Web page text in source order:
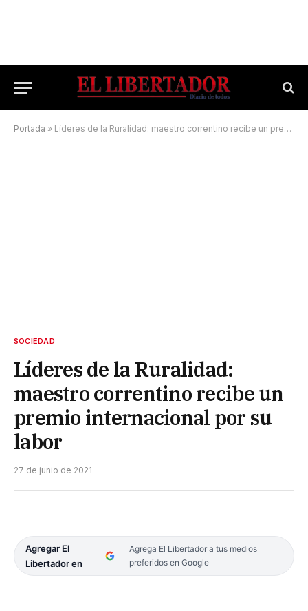
Portada » Líderes de la Ruralidad: maestro correntino recibe un premio internacional por su labor
SOCIEDAD
Líderes de la Ruralidad:
maestro correntino recibe un
premio internacional por su
labor
27 de junio de 2021
Agregar El
Libertador en
Agrega El Libertador a tus medios
preferidos en Google